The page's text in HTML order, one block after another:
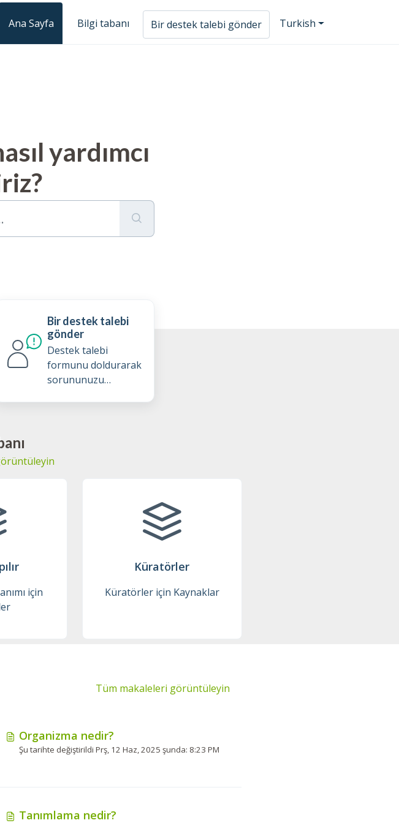
Ana Sayfa Bilgi tabanı Bir destek talebi gönder Turkish
yardımcı
Bir destek talebi
gönder
Destek talebi
formunu doldurarak
sorununuzu
için
Küratörler
Küratörler için Kaynaklar
Tüm makaleleri görüntüleyin
Organizma nedir?
Şu tarihte değiştirildi Prş, 12 Haz, 2025 şunda: 8:23 PM
Tanımlama nedir?